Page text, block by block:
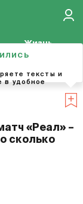
Жизнь
«Реал» –
сколько
тексты и
в удобное